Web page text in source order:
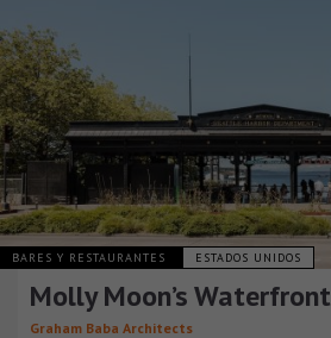
BARES Y RESTAURANTES ESTADOS UNIDOS
Molly Moon’s Waterfront
Graham Baba Architects